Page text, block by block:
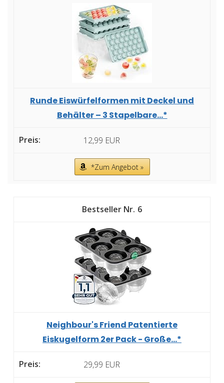
Runde Eiswürfelformen mit Deckel und
Behälter – 3 Stapelbare...*
12,99 EUR
*Zum Angebot »
6
Neighbour's Friend Patentierte
Eiskugelform 2er Pack - Große...*
29,99 EUR